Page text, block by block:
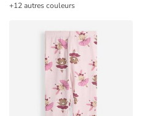
+12 autres couleurs